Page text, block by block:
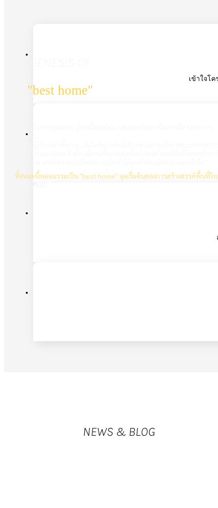
"best home"
ก่อสร้าง ...
ทั้งหมดนี้หลอมรวมเป็น "best home" จุดเริ่มต้นของการสร้างสรรค์พื้นที่ใ
เข้าใจโ
NEWS & BLOG